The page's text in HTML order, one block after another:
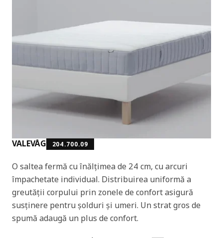
VALEVÅG 204.700.09
O saltea fermă cu înălțimea de 24 cm, cu arcuri
împachetate individual. Distribuirea uniformă a
greutății corpului prin zonele de confort asigură
susținere pentru șolduri și umeri. Un strat gros de
spumă adaugă un plus de confort.